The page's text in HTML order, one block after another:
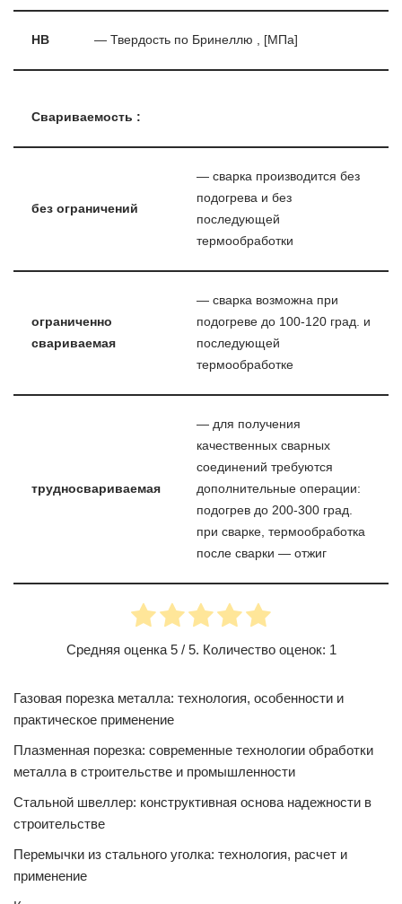
HB — Твердость по Бринеллю , [МПа]
Свариваемость :
без ограничений
— сварка производится без
подогрева и без
последующей
термообработки
ограниченно
свариваемая
— сварка возможна при
подогреве до 100-120 град. и
последующей
термообработке
трудносвариваемая
— для получения
качественных сварных
соединений требуются
дополнительные операции:
подогрев до 200-300 град.
при сварке, термообработка
после сварки — отжиг
Средняя оценка 5/ 5. Количество оценок: 1
Газовая порезка металла: технология, особенности и
практическое применение
Плазменная порезка: современные технологии обработки
металла в строительстве и промышленности
Стальной швеллер: конструктивная основа надежности в
строительстве
Перемычки из стального уголка: технология, расчет и
применение